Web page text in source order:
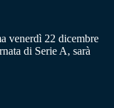
venerdì 22 dicembre
di Serie A, sarà